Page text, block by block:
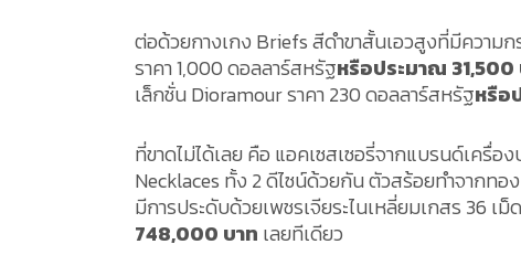
ต่อด้วยกางเกง Briefs สีดำขาสั้นเอวสูงที่มีความ
ราคา 1,000 ดอลลาร์สหรัฐหรือประมาณ 31,500
เล็กชั่น Dioramour ราคา 230 ดอลลาร์สหรัฐหรือ
ที่ขาดไม่ได้เลย คือ แอคเซสเซอรี่จากแบรนด์เครื่
Necklaces ทั้ง 2 ดีไซน์ด้วยกัน ตัวสร้อยทำจากท
มีการประดับด้วยเพชรเจียระไนเหลี่ยมเกสร 36 เ
748,000 บาท เลยทีเดียว